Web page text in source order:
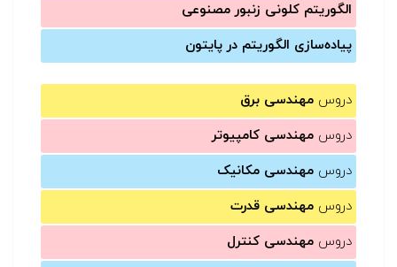
الگوریتم کلونی زنبور مصنوعی
پیاده‌سازی الگوریتم در پایتون
دروس مهندسی برق
دروس مهندسی کامپیوتر
دروس مهندسی مکانیک
دروس مهندسی قدرت
دروس مهندسی کنترل